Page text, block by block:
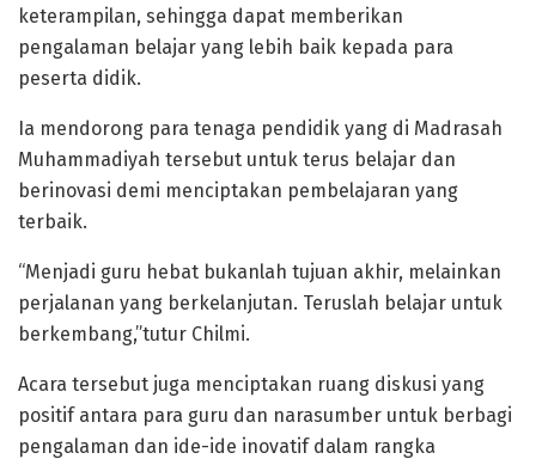
keterampilan, sehingga dapat memberikan
pengalaman belajar yang lebih baik kepada para
peserta didik.
Ia mendorong para tenaga pendidik yang di Madrasah
Muhammadiyah tersebut untuk terus belajar dan
berinovasi demi menciptakan pembelajaran yang
terbaik.
“Menjadi guru hebat bukanlah tujuan akhir, melainkan
perjalanan yang berkelanjutan. Teruslah belajar untuk
berkembang,”tutur Chilmi.
Acara tersebut juga menciptakan ruang diskusi yang
positif antara para guru dan narasumber untuk berbagi
pengalaman dan ide-ide inovatif dalam rangka